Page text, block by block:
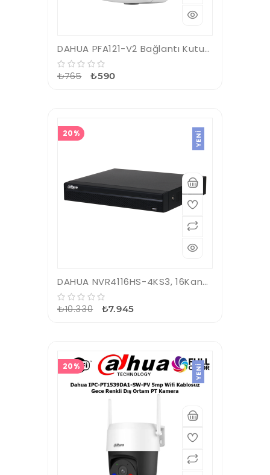
DAHUA PFA121-V2 Bağlantı Kutusu
₺765 ₺590
20% YENI
DAHUA NVR4116HS-4KS3, 16Kanal, 12Mpix, H265+, 1 HDD, 1080P Kayıt, 160Mbps Bant Genişliği, NVR
₺10.330 ₺7.945
20% YENI